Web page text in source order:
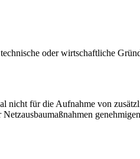
oder wirtschaftliche
für die Aufnahme von